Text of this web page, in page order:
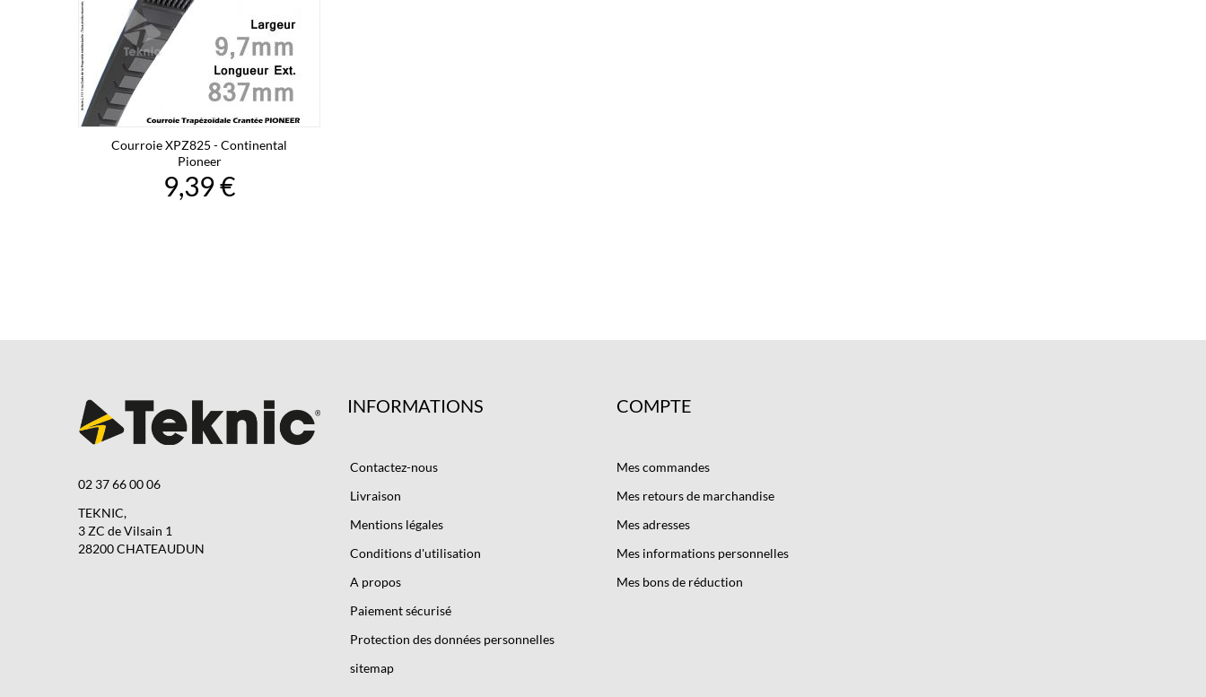
Courroie XPZ825 - Continental
Pioneer
9,39 €
02 37 66 00 06
TEKNIC,
3 ZC de Vilsain 1
28200 CHATEAUDUN
INFORMATIONS
Contactez-nous
Livraison
Mentions légales
Conditions d'utilisation
A propos
Paiement sécurisé
Protection des données personnelles
sitemap
COMPTE
Mes commandes
Mes retours de marchandise
Mes adresses
Mes informations personnelles
Mes bons de réduction